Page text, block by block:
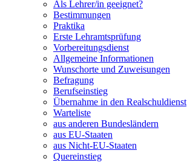
Als Lehrer/in geeignet?
Bestimmungen
Praktika
Erste Lehramtsprüfung
Vorbereitungsdienst
Allgemeine Informationen
Wunschorte und Zuweisungen
Befragung
Berufseinstieg
Übernahme in den Realschuldienst
Warteliste
aus anderen Bundesländern
aus EU-Staaten
aus Nicht-EU-Staaten
Quereinstieg